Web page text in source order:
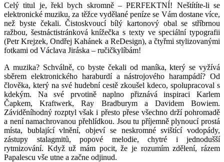
Celý titul je, řekl bych skromně – PERFEKTNÍ! Neštítíte-li se
elektronické muziku, za těžce vydělané peníze se Vám dostane více,
než byste čekali. Čistoskvoucí bílý kartonový obal se stříbrnou
ražbou, šestnáctistránková knížečka s texty ve speciální typografii
(Petr Krejzek, Ondřej Kahánek a ReDesign), a čtyřmi stylizovanými
fotkami od Václava Jiráska – ručičkylíbám!
A muzika? Schválně, co byste čekali od maníka, který se vyžívá
sběrem elektronického haraburdí a nástrojového harampádí? Od
člověka, který na své hudební cestě zkoušel kdeco, spolupracoval s
kdekým. Na své prvotině naplno přiznává inspiraci Karlem
Čapkem, Kraftwerk, Ray Bradburym a Davidem Bowiem.
Záviděníhodný rozptyl však i přesto přese všechno drží pohromadě
a není namachrovanou přehlídkou. Jsou tu příjemně plynoucí prostá
místa, bublající vlnění, objeví se neskromné svištící vodopády,
zástupy stalagmitů, popové melodie, chytré i jednodušší
rytmizování. Když už mám pocit, že je rozumím zdělení, rázem
Papalescu vše utne a začne odjinud.